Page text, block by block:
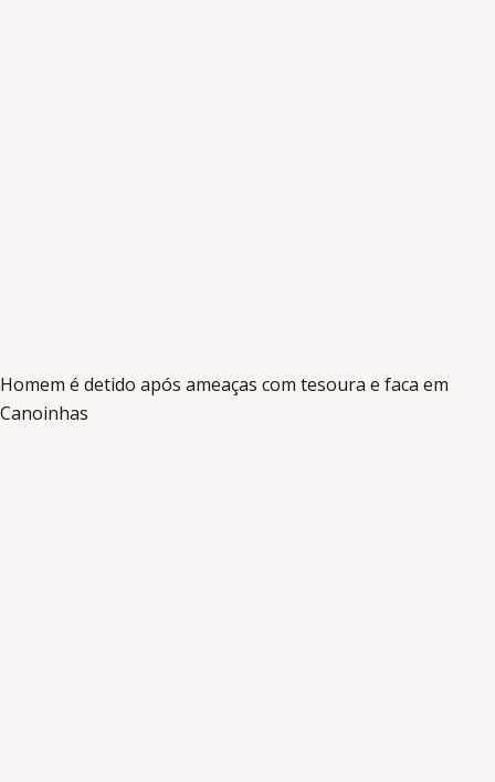
Homem é detido após ameaças com tesoura e faca em
Canoinhas